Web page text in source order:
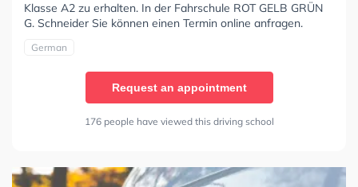
Klasse A2 zu erhalten. In der Fahrschule ROT GELB GRÜN
G. Schneider Sie können einen Termin online anfragen.
German
Request an appointment
176 people have viewed this driving school